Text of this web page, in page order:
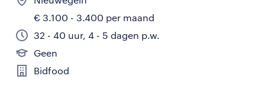
€ 3.100 - 3.400 per maand
32 - 40 uur, 4 - 5 dagen p.w.
Geen
Bidfood